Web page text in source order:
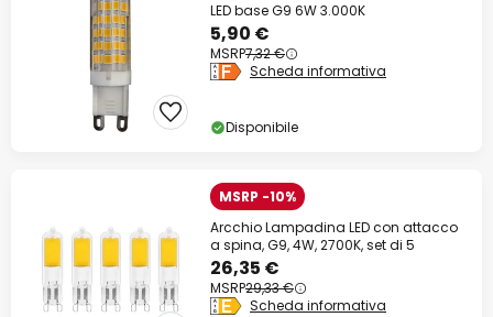
LED base G9 6W 3.000K
5,90 €
MSRP7,32 €
Scheda informativa
Disponibile
MSRP -10%
Arcchio Lampadina LED con attacco
a spina, G9, 4W, 2700K, set di 5
26,35 €
MSRP29,33 €
Scheda informativa